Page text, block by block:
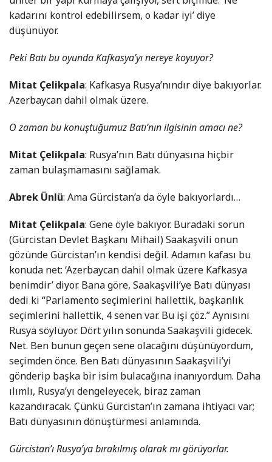
kadarını kontrol edebilirsem, o kadar iyi’ diye
düşünüyor.
Peki Batı bu oyunda Kafkasya’yı nereye koyuyor?
Mitat Çelikpala: Kafkasya Rusya’nındır diye bakıyorlar.
Azerbaycan dahil olmak üzere.
O zaman bu konuştuğumuz Batı’nın ilgisinin amacı ne?
Mitat Çelikpala: Rusya’nın Batı dünyasına hiçbir
zaman bulaşmamasını sağlamak.
Abrek Ünlü: Ama Gürcistan’a da öyle bakıyorlardı…
Mitat Çelikpala: Gene öyle bakıyor. Buradaki sorun
(Gürcistan Devlet Başkanı Mihail) Saakaşvili onun
gözünde Gürcistan’ın kendisi değil. Adamın kafası bu
konuda net: ‘Azerbaycan dahil olmak üzere Kafkasya
benimdir’ diyor. Bana göre, Saakaşvili’ye Batı dünyası
dedi ki “Parlamento seçimlerini hallettik, başkanlık
seçimlerini hallettik, 4 senen var. Bu işi çöz.” Aynısını
Rusya söylüyor. Dört yılın sonunda Saakaşvili gidecek.
Net. Ben bunun geçen sene olacağını düşünüyordum,
seçimden önce. Ben Batı dünyasının Saakaşvili’yi
gönderip başka bir isim bulacağına inanıyordum. Daha
ılımlı, Rusya’yı dengeleyecek, biraz zaman
kazandıracak. Çünkü Gürcistan’ın zamana ihtiyacı var;
Batı dünyasının dönüştürmesi anlamında.
Gürcistan’ı Rusya’ya bırakılmış olarak mı görüyorlar.